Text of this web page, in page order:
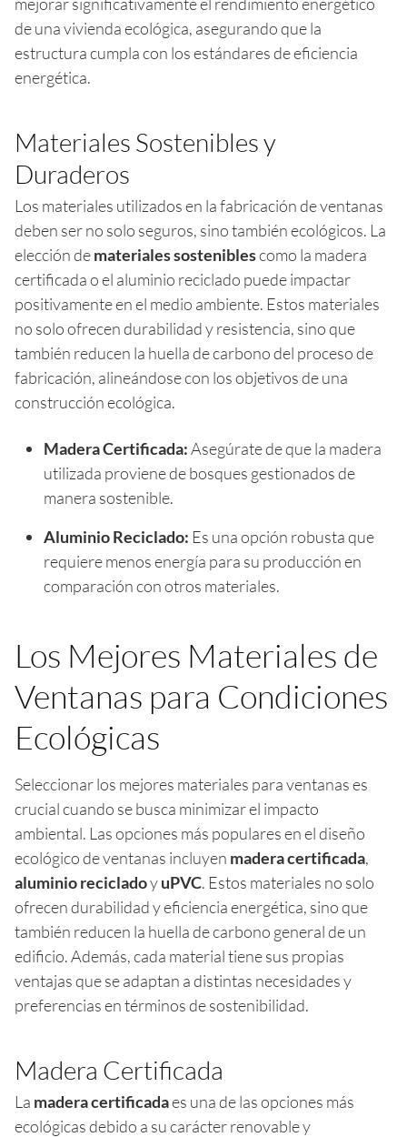
de una vivienda ecológica, asegurando que la
estructura cumpla con los estándares de eficiencia
energética.
Materiales Sostenibles y
Duraderos
Los materiales utilizados en la fabricación de ventanas
deben ser no solo seguros, sino también ecológicos. La
elección demateriales sosteniblescomo la madera
certificada o el aluminio reciclado puede impactar
positivamente en el medio ambiente. Estos materiales
no solo ofrecen durabilidad y resistencia, sino que
también reducen la huella de carbono del proceso de
fabricación, alineándose con los objetivos de una
construcción ecológica.
Madera Certificada:Asegúrate de que la madera
utilizada proviene de bosques gestionados de
manera sostenible.
Aluminio Reciclado: Es una opción robusta que
requiere menos energía para su producción en
comparación con otros materiales.
Los Mejores Materiales de
Ventanas para Condiciones
Ecológicas
Seleccionar los mejores materiales para ventanas es
crucial cuando se busca minimizar el impacto
ambiental. Las opciones más populares en el diseño
ecológico de ventanas incluyen madera certificada,
aluminio recicladoyuPVC. Estos materiales no solo
ofrecen durabilidad y eficiencia energética, sino que
también reducen la huella de carbono general de un
edificio. Además, cada material tiene sus propias
ventajas que se adaptan a distintas necesidades y
preferencias en términos de sostenibilidad.
Madera Certificada
La madera certificadaes una de las opciones más
ecológicas debido a su carácter renovable y